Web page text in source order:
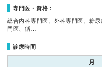
専門医・資格：
総合内科専門医、外科専門医、糖
門医、循…
診療時間
月